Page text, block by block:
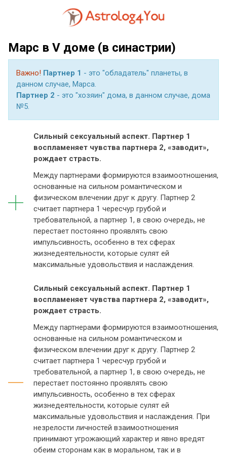
Марс в V доме (в синастрии)
Важно! Партнер 1 - это "обладатель" планеты, в
данном случае, Марса.
Партнер 2 - это "хозяин" дома, в данном случае, дома
№5.
Сильный сексуальный аспект. Партнер 1
воспламеняет чувства партнера 2, «заводит»,
рождает страсть.
Между партнерами формируются взаимоотношения,
основанные на сильном романтическом и
физическом влечении друг к другу. Партнер 2
считает партнера 1 чересчур грубой и
требовательной, а партнер 1, в свою очередь, не
перестает постоянно проявлять свою
импульсивность, особенно в тех сферах
жизнедеятельности, которые сулят ей
максимальные удовольствия и наслаждения.
Сильный сексуальный аспект. Партнер 1
воспламеняет чувства партнера 2, «заводит»,
рождает страсть.
Между партнерами формируются взаимоотношения,
основанные на сильном романтическом и
физическом влечении друг к другу. Партнер 2
считает партнера 1 чересчур грубой и
требовательной, а партнер 1, в свою очередь, не
перестает постоянно проявлять свою
импульсивность, особенно в тех сферах
жизнедеятельности, которые сулят ей
максимальные удовольствия и наслаждения. При
незрелости личностей взаимоотношения
принимают угрожающий характер и явно вредят
обеим сторонам как в моральном, так и в